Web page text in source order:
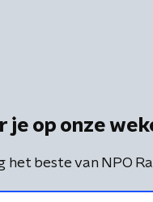
je op onze
het beste van NPO